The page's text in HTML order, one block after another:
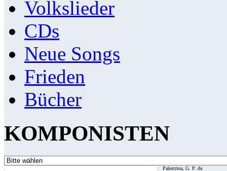
Volkslieder
CDs
Neue Songs
Frieden
Bücher
KOMPONISTEN
Palestrina, G. P. da